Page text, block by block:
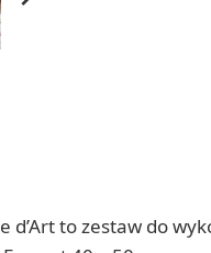
d’Art to zestaw do